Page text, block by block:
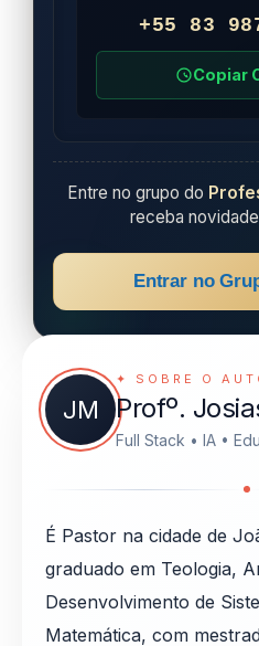
+55 83
Copiar
Entre no grupo do
receba
Entrar no
JM
✦ SOBRE O
Profº.
Full Stack • IA •
É Pastor na cidade de
graduado em Teologia,
Desenvolvimento de
Matemática, com